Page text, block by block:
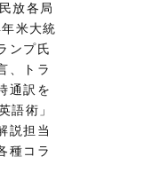
放各局
米大統
ンプ氏
、トラ
通訳を
語術」
説担当
種コラ